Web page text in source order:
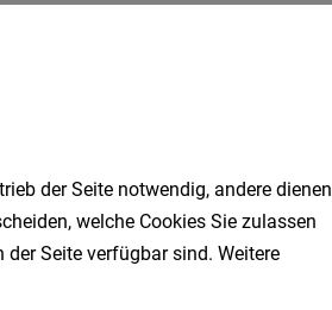
der Seite notwendig, andere dienen
welche Cookies Sie zulassen
Seite verfügbar sind. Weitere